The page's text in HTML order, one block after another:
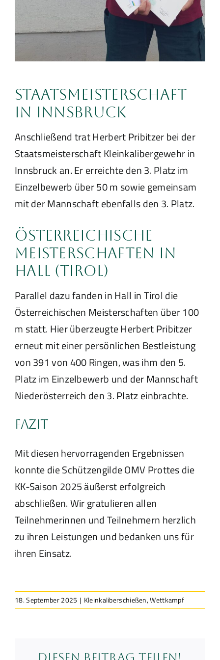
Staatsmeisterschaft
in Innsbruck
Anschließend trat Herbert Pribitzer bei der
Staatsmeisterschaft Kleinkalibergewehr in
Innsbruck an. Er erreichte den 3. Platz im
Einzelbewerb über 50 m sowie gemeinsam
mit der Mannschaft ebenfalls den 3. Platz.
Österreichische
Meisterschaften in
Hall (Tirol)
Parallel dazu fanden in Hall in Tirol die
Österreichischen Meisterschaften über 100
m statt. Hier überzeugte Herbert Pribitzer
erneut mit einer persönlichen Bestleistung
von 391 von 400 Ringen, was ihm den 5.
Platz im Einzelbewerb und der Mannschaft
Niederösterreich den 3. Platz einbrachte.
Fazit
Mit diesen hervorragenden Ergebnissen
konnte die Schützengilde OMV Prottes die
KK-Saison 2025 äußerst erfolgreich
abschließen. Wir gratulieren allen
Teilnehmerinnen und Teilnehmern herzlich
zu ihren Leistungen und bedanken uns für
ihren Einsatz.
18. September 2025 | Kleinkaliberschießen,Wettkampf